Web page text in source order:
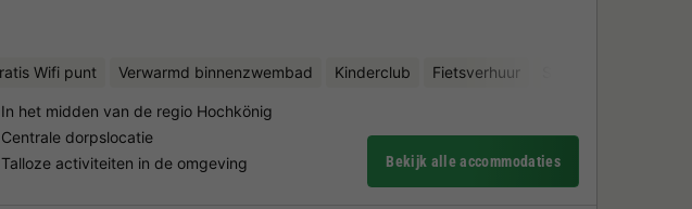
Wifi punt Verwarmd binnenzwembad Kinderclub Fietsverhuur
In het midden van de regio Hochkönig
Centrale dorpslocatie
Talloze activiteiten in de omgeving
Bekijk alle accommodaties